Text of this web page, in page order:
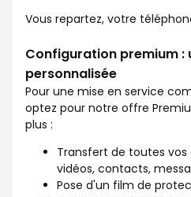
Vous repartez, votre
Configuration premium :
personnalisée
Pour une mise en service
optez pour notre offre
plus :
Transfert de toutes
vidéos, contacts,
Pose d'un film de